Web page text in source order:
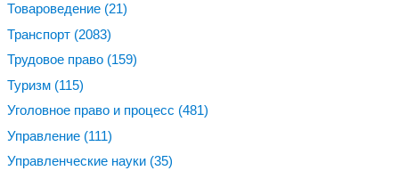
Товароведение (21)
Транспорт (2083)
Трудовое право (159)
Туризм (115)
Уголовное право и процесс (481)
Управление (111)
Управленческие науки (35)